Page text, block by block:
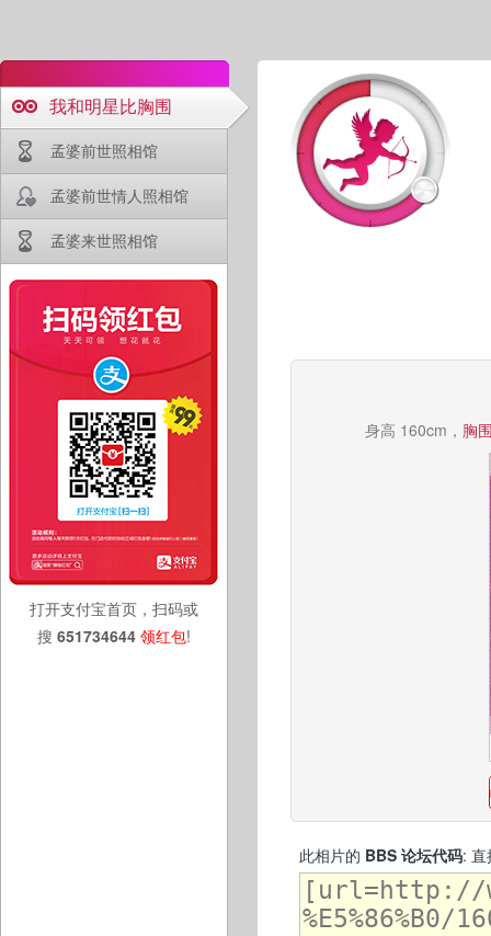
我和明星比胸围
孟婆前世照相馆
孟婆前世情人照相馆
孟婆来世照相馆
打开支付宝首页，扫码或
搜 651734644 领红包!
身高 160cm， 胸
此相片的 BBS 论坛代码: 直